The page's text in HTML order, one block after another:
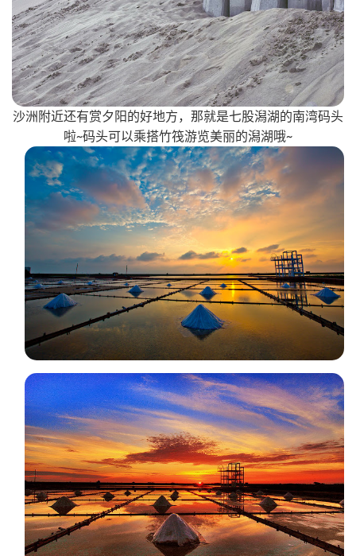
沙洲附近还有赏夕阳的好地方，那就是七股潟湖的南湾码头
啦~码头可以乘搭竹筏游览美丽的潟湖哦~